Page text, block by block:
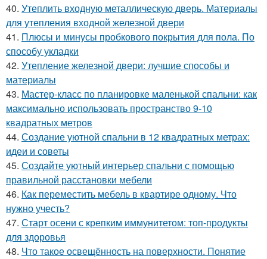
40. Утеплить входную металлическую дверь. Материалы
для утепления входной железной двери
41. Плюсы и минусы пробкового покрытия для пола. По
способу укладки
42. Утепление железной двери: лучшие способы и
материалы
43. Мастер-класс по планировке маленькой спальни: как
максимально использовать пространство 9-10
квадратных метров
44. Создание уютной спальни в 12 квадратных метрах:
идеи и советы
45. Создайте уютный интерьер спальни с помощью
правильной расстановки мебели
46. Как переместить мебель в квартире одному. Что
нужно учесть?
47. Старт осени с крепким иммунитетом: топ-продукты
для здоровья
48. Что такое освещённость на поверхности. Понятие